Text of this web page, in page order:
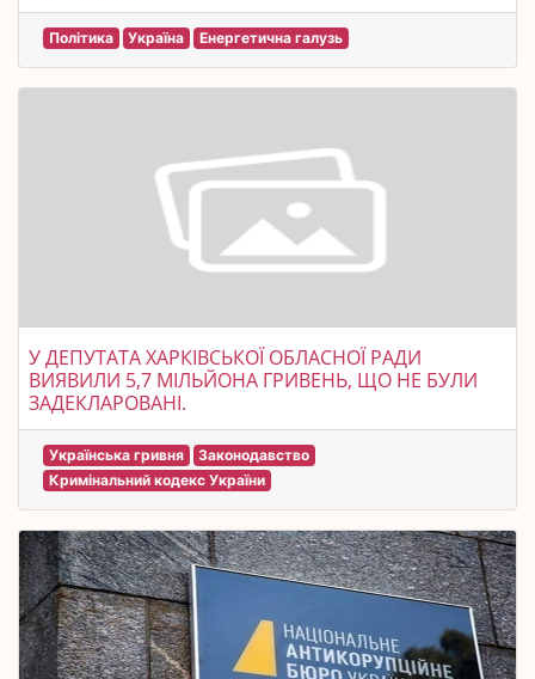
Політика Україна Енергетична галузь
У ДЕПУТАТА ХАРКІВСЬКОЇ ОБЛАСНОЇ РАДИ
ВИЯВИЛИ 5,7 МІЛЬЙОНА ГРИВЕНЬ, ЩО НЕ БУЛИ
ЗАДЕКЛАРОВАНІ.
Українська гривня
Законодавство
Кримінальний кодекс України